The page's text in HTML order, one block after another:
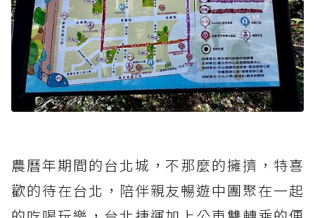
農曆年期間的台北城，不那麼的擁擠，特喜
歡的待在台北，陪伴親友暢遊中團聚在一起